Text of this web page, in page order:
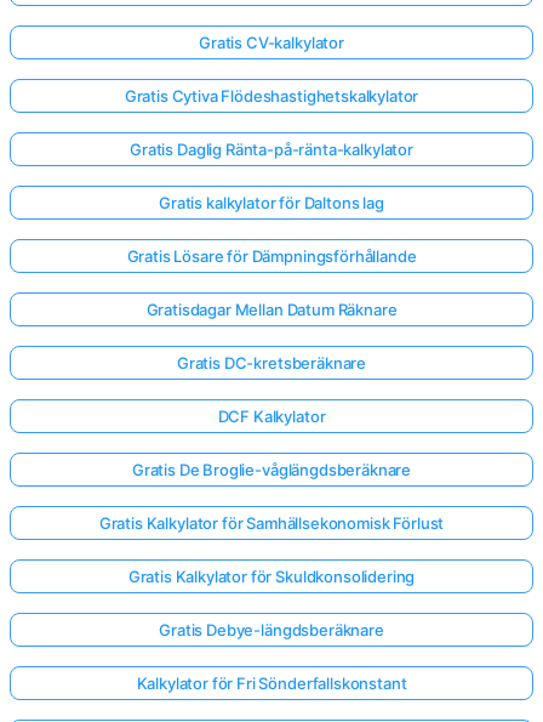
Gratis CV-kalkylator
Gratis Cytiva Flödeshastighetskalkylator
Gratis Daglig Ränta-på-ränta-kalkylator
Gratis kalkylator för Daltons lag
Gratis Lösare för Dämpningsförhållande
Gratisdagar Mellan Datum Räknare
Gratis DC-kretsberäknare
DCF Kalkylator
Gratis De Broglie-våglängdsberäknare
Gratis Kalkylator för Samhällsekonomisk Förlust
Gratis Kalkylator för Skuldkonsolidering
Gratis Debye-längdsberäknare
Kalkylator för Fri Sönderfallskonstant